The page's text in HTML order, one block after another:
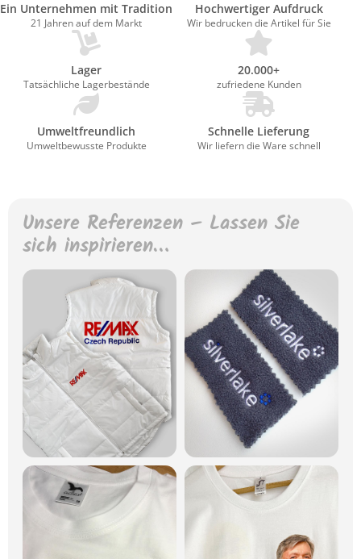
Ein Unternehmen mit Tradition
21 Jahren auf dem Markt
Hochwertiger Aufdruck
Wir bedrucken die Artikel für Sie
Lager
Tatsächliche Lagerbestände
20.000+
zufriedene Kunden
Umweltfreundlich
Umweltbewusste Produkte
Schnelle Lieferung
Wir liefern die Ware schnell
Unsere Referenzen – Lassen Sie
sich inspirieren…